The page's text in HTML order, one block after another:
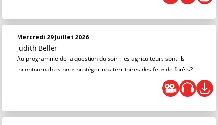
Mercredi 29 Juillet 2026
Judith Beller
Au programme de la question du soir : les agriculteurs sont-ils
incontournables pour protéger nos territoires des feux de forêts?